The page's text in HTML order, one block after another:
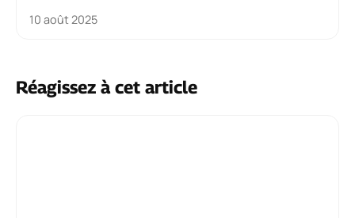
10 août 2025
Réagissez à cet article